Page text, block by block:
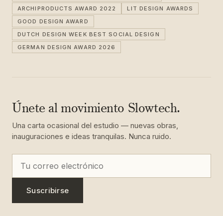
ARCHIPRODUCTS AWARD 2022
LIT DESIGN AWARDS
GOOD DESIGN AWARD
DUTCH DESIGN WEEK BEST SOCIAL DESIGN
GERMAN DESIGN AWARD 2026
Únete al movimiento Slowtech.
Una carta ocasional del estudio — nuevas obras,
inauguraciones e ideas tranquilas. Nunca ruido.
Suscribirse